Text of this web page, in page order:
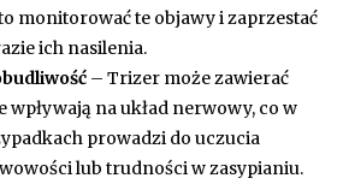
monitorować te objawy i zaprzestać
ich nasilenia.
– Trizer może zawierać
wpływają na układ nerwowy, co w
prowadzi do uczucia
lub trudności w zasypianiu.